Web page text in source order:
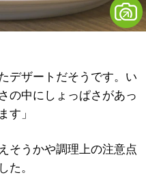
デザートだそうです。い
の中にしょっぱさがあっ
す」
そうかや調理上の注意点
た。